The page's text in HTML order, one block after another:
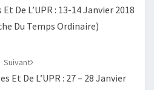
De L’UPR : 13-14 Janvier 2018
Du Temps Ordinaire)
Suivant
Et De L’UPR : 27 – 28 Janvier